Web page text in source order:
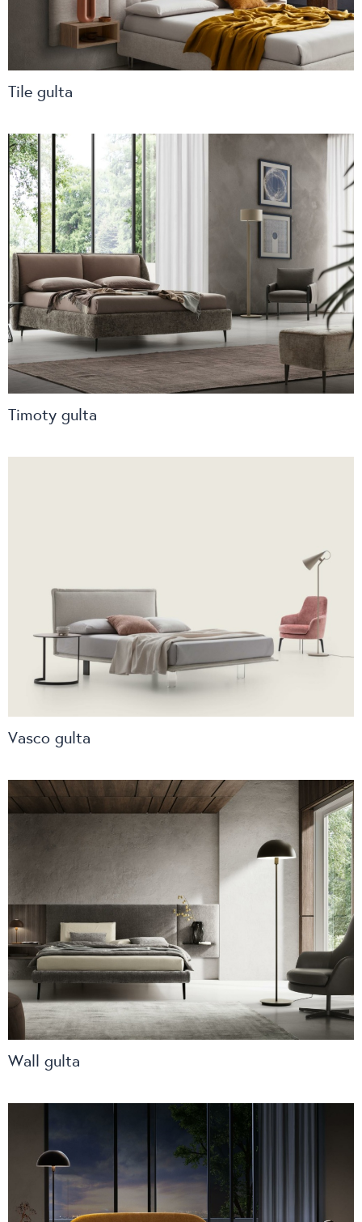
Tile gulta
Timoty gulta
Vasco gulta
Wall gulta